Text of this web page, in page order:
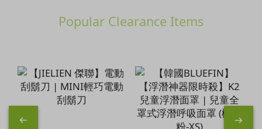
Popular Clearance Items